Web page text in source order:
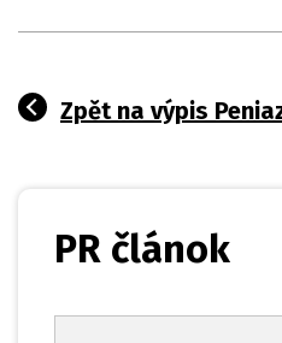
Zpět na výpis
PR článok